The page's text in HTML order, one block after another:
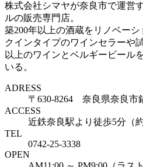
株式会社シマヤが奈良市で運営
ルの販売専門店。
築200年以上の酒蔵をリノベー
クインタイプのワインセラーや
以上のワインとベルギービール
いる。
ADRESS
〒630-8264 奈良県奈良市
ACCESS
近鉄奈良駅より徒歩5分（約
TEL
0742-25-3338
OPEN